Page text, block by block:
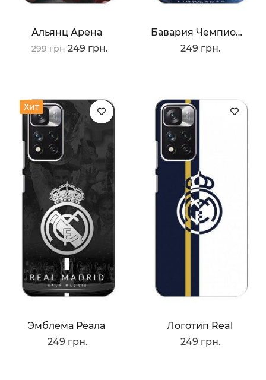
Альянц Арена
299 грн 249 грн.
Бавария Чемпионы
249 грн.
Хит
Эмблема Реала
249 грн.
Логотип Real
249 грн.